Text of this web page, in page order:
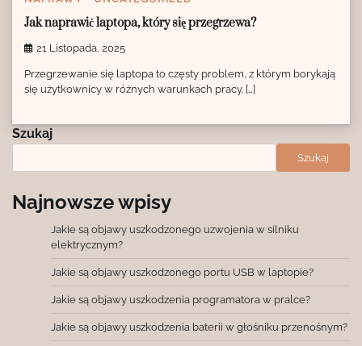
Jak naprawić laptopa, który się przegrzewa?
21 Listopada, 2025
Przegrzewanie się laptopa to częsty problem, z którym borykają
się użytkownicy w różnych warunkach pracy. […]
Szukaj
Szukaj
Najnowsze wpisy
Jakie są objawy uszkodzonego uzwojenia w silniku
elektrycznym?
Jakie są objawy uszkodzonego portu USB w laptopie?
Jakie są objawy uszkodzenia programatora w pralce?
Jakie są objawy uszkodzenia baterii w głośniku przenośnym?